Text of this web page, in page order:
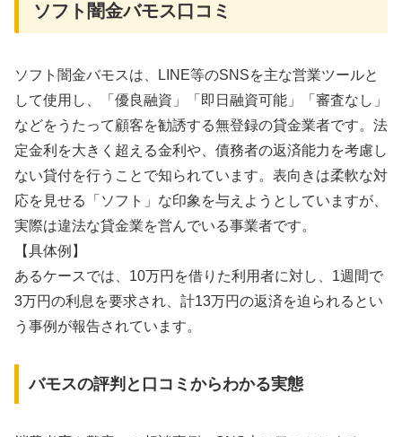
ソフト闇金バモス口コミ
ソフト闇金バモスは、LINE等のSNSを主な営業ツールと
して使用し、「優良融資」「即日融資可能」「審査なし」
などをうたって顧客を勧誘する無登録の貸金業者です。法
定金利を大きく超える金利や、債務者の返済能力を考慮し
ない貸付を行うことで知られています。表向きは柔軟な対
応を見せる「ソフト」な印象を与えようとしていますが、
実際は違法な貸金業を営んでいる事業者です。
【具体例】
あるケースでは、10万円を借りた利用者に対し、1週間で
3万円の利息を要求され、計13万円の返済を迫られるとい
う事例が報告されています。
バモスの評判と口コミからわかる実態